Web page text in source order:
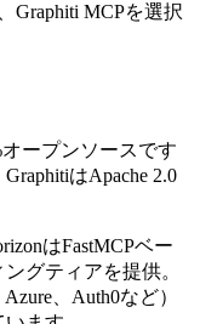
Graphiti MCPを選択
ープンソースです
はApache 2.0
はFastMCPベー
グティアを提供。
、Auth0など）